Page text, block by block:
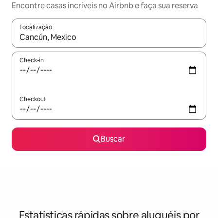
Encontre casas incríveis no Airbnb e faça sua reserva
Localização
Quando os resultados estiverem disponíveis, explore-os
Check-in
Checkout
Buscar